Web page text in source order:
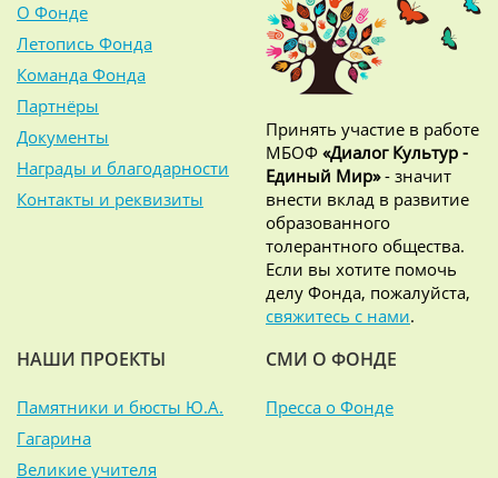
О Фонде
Летопись Фонда
Команда Фонда
Партнёры
Документы
Награды и благодарности
Контакты и реквизиты
Принять участие в работе
МБОФ «Диалог Культур -
Единый Мир»- значит
внести вклад в развитие
образованного
толерантного общества.
Если вы хотите помочь
делу Фонда, пожалуйста,
свяжитесь с нами.
НАШИ ПРОЕКТЫ
Памятники и бюсты Ю.А.
Гагарина
Великие учителя
СМИ О ФОНДЕ
Пресса о Фонде